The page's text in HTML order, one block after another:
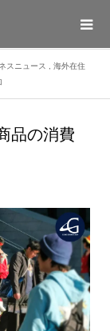
スニュース
海外在住
品の消費